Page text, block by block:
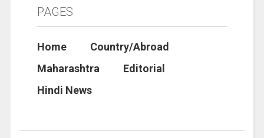
PAGES
Home
Country/Abroad
Maharashtra
Editorial
Hindi News